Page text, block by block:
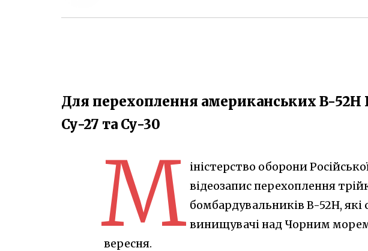
Для перехоплення американських B-52H
Су-27 та Су-30
М іністерство оборони
відеозапис перехоплення
бомбардувальників B-52H, які
винищувачі над Чорним
вересня.